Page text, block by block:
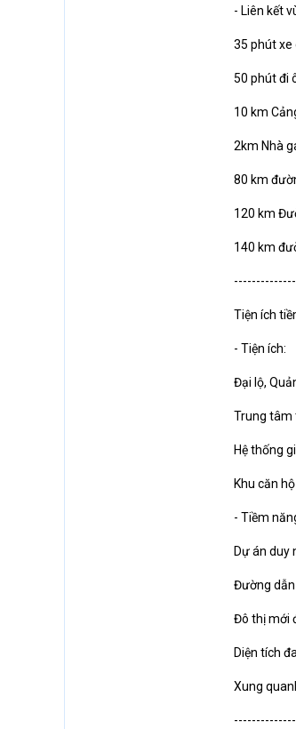
- Liên kết
35 phút xe
50 phút đi
10 km
2km Nhà
80 km
120 km
140 km
Tiện ích
- Tiện ích:
Đại lộ,
Trung tâm
Hệ thống
Khu căn
- Tiềm
Dự án duy
Đường dẫn
Đô thị mới
Diện tích
Xung